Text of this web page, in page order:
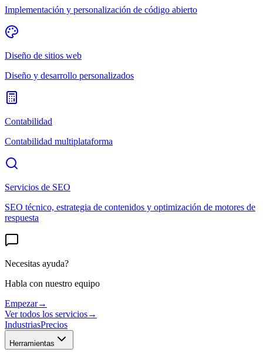
Implementación y personalización de código abierto
Diseño de sitios web
Diseño y desarrollo personalizados
Contabilidad
Contabilidad multiplataforma
Servicios de SEO
SEO técnico, estrategia de contenidos y optimización de motores de
respuesta
Necesitas ayuda?
Habla con nuestro equipo
Empezar→
Ver todos los servicios→
IndustriasPrecios
Herramientas